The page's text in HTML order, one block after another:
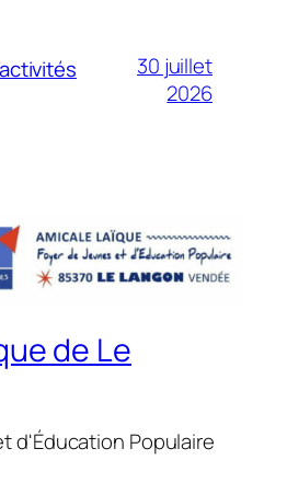
30 juillet
2026
de Le
d'Éducation Populaire